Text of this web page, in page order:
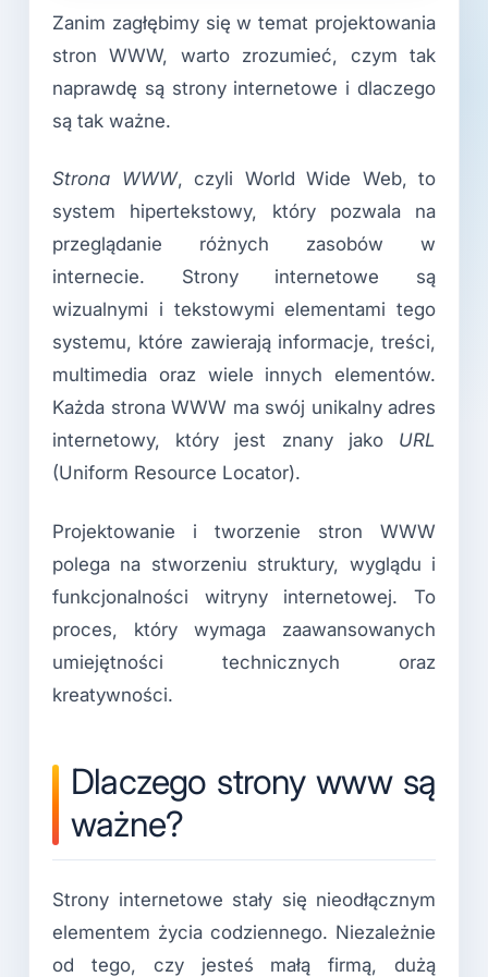
Zanim zagłębimy się w temat projektowania
stron WWW, warto zrozumieć, czym tak
naprawdę są strony internetowe i dlaczego
są tak ważne.
Strona WWW, czyli World Wide Web, to
system hipertekstowy, który pozwala na
przeglądanie różnych zasobów w
internecie. Strony internetowe są
wizualnymi i tekstowymi elementami tego
systemu, które zawierają informacje, treści,
multimedia oraz wiele innych elementów.
Każda strona WWW ma swój unikalny adres
internetowy, który jest znany jako URL
(Uniform Resource Locator).
Projektowanie i tworzenie stron WWW
polega na stworzeniu struktury, wyglądu i
funkcjonalności witryny internetowej. To
proces, który wymaga zaawansowanych
umiejętności technicznych oraz
kreatywności.
Dlaczego strony www są
ważne?
Strony internetowe stały się nieodłącznym
elementem życia codziennego. Niezależnie
od tego, czy jesteś małą firmą, dużą